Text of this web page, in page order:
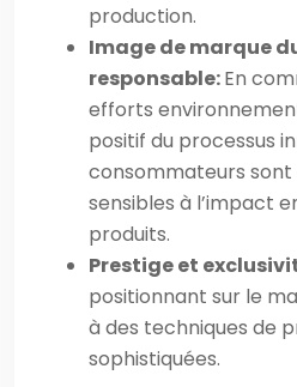
production.
Image de marque
responsable:En
efforts
positif du processus
consommateurs sont
sensibles à l’impact
produits.
Prestige et
positionnant sur le
à des techniques de
sophistiquées.